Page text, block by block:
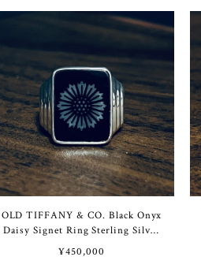
OLD TIFFANY & CO. Black Onyx
Daisy Signet Ring Sterling Silver
| オールド ティファニー ブラッ
ク オニキス デイジー シグネッ
¥450,000